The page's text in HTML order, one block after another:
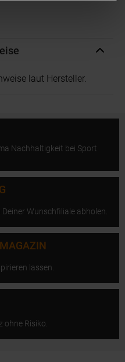
laut Hersteller.
Nachhaltigkeit bei Sport
Wunschfiliale abholen.
lassen.
ohne Risiko.